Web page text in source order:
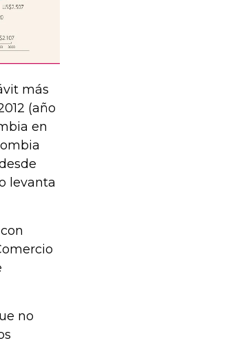
más
(año
en
levanta
no